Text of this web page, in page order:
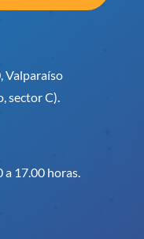
Valparaíso
sector C).
a 17.00 horas.